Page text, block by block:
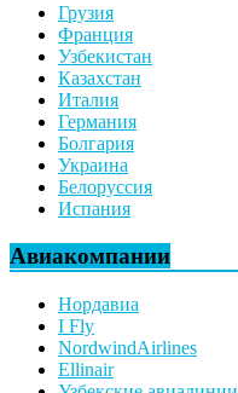
Грузия
Франция
Узбекистан
Казахстан
Италия
Германия
Болгария
Украина
Белоруссия
Испания
Авиакомпании
Нордавиа
I Fly
NordwindAirlines
Ellinair